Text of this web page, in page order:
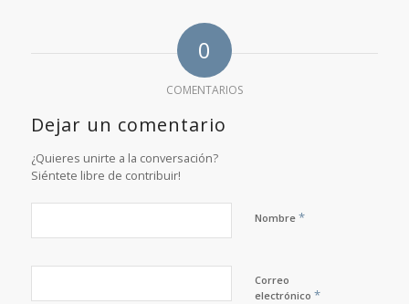
0
COMENTARIOS
Dejar un comentario
¿Quieres unirte a la conversación?
Siéntete libre de contribuir!
Nombre *
Correo
electrónico *